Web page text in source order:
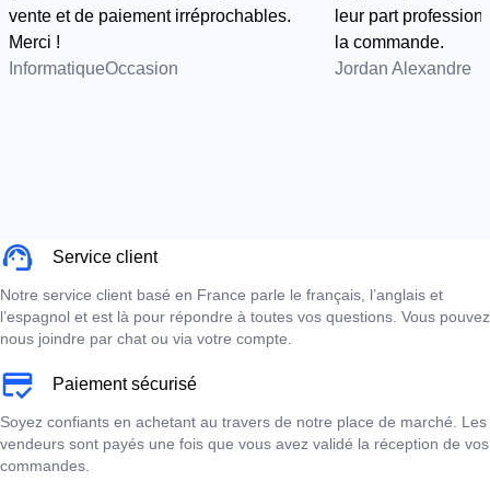
vente et de paiement irréprochables.
Merci !
InformatiqueOccasion
leur part
la commande.
Jordan Alexandre
Service client
Notre service client basé en France parle le français, l’anglais et
l’espagnol et est là pour répondre à toutes vos questions. Vous pouvez
nous joindre par chat ou via votre compte.
Paiement sécurisé
Soyez confiants en achetant au travers de notre place de marché. Les
vendeurs sont payés une fois que vous avez validé la réception de vos
commandes.